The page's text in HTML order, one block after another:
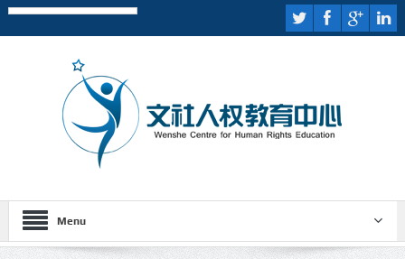
Menu